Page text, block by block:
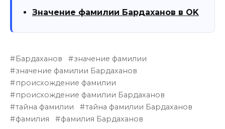
Значение фамилии Бардаханов в OK
Бардаханов
значение фамилии
значение фамилии Бардаханов
происхождение фамилии
происхождение фамилии Бардаханов
тайна фамилии
тайна фамилии Бардаханов
фамилия
фамилия Бардаханов